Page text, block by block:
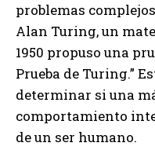
problemas
Alan Turing, un
1950 propuso una
Prueba de Turing.”
determinar si una
comportamiento
de un ser humano.